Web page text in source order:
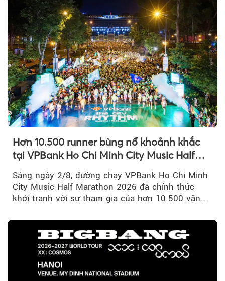
Hơn 10.500 runner bùng nổ khoảnh khắc
tại VPBank Ho Chi Minh City Music Half
Sáng ngày 2/8, đường chạy VPBank Ho Chi Minh
City Music Half Marathon 2026 đã chính thức
khởi tranh với sự tham gia của hơn 10.500 vận